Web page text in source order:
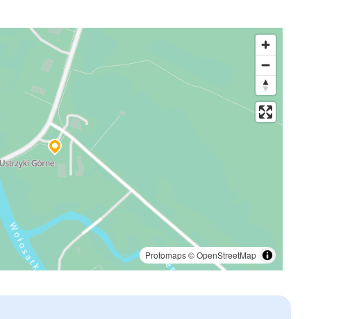
Protomaps©OpenStreetMap